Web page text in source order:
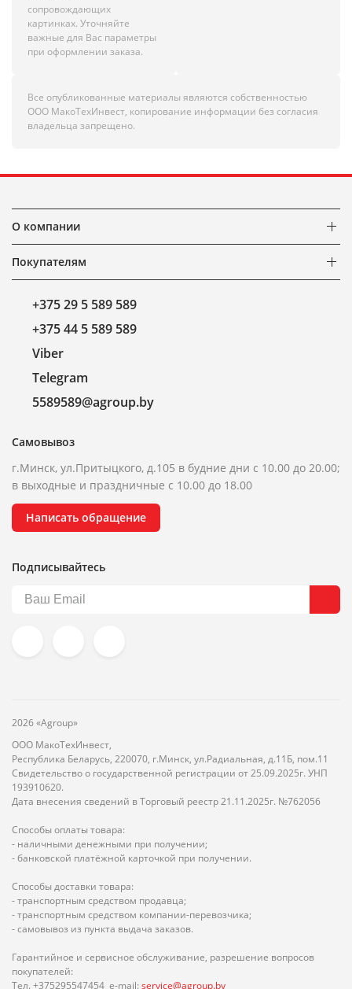
сопровождающих
картинках. Уточняйте
важные для Вас параметры
при оформлении заказа.
Все опубликованные материалы являются собственностью
ООО МакоТехИнвест, копирование информации без согласия
владельца запрещено.
О компании
Покупателям
+375 29 5 589 589
+375 44 5 589 589
Viber
Telegram
5589589@agroup.by
Самовывоз
г.Минск, ул.Притыцкого, д.105 в будние дни с 10.00 до 20.00;
в выходные и праздничные с 10.00 до 18.00
Написать обращение
Подписывайтесь
2026 «Agroup»
ООО МакоТехИнвест,
Республика Беларусь, 220070, г.Минск, ул.Радиальная, д.11Б, пом.11
Свидетельство о государственной регистрации от 25.09.2025г. УНП
193910620.
Дата внесения сведений в Торговый реестр 21.11.2025г. №762056
Способы оплаты товара:
- наличными денежными при получении;
- банковской платёжной карточкой при получении.
Способы доставки товара:
- транспортным средством продавца;
- транспортным средством компании-перевозчика;
- самовывоз из пункта выдача заказов.
Гарантийное и сервисное обслуживание, разрешение вопросов
покупателей:
Тел. +375295547454 e-mail: service@agroup.by